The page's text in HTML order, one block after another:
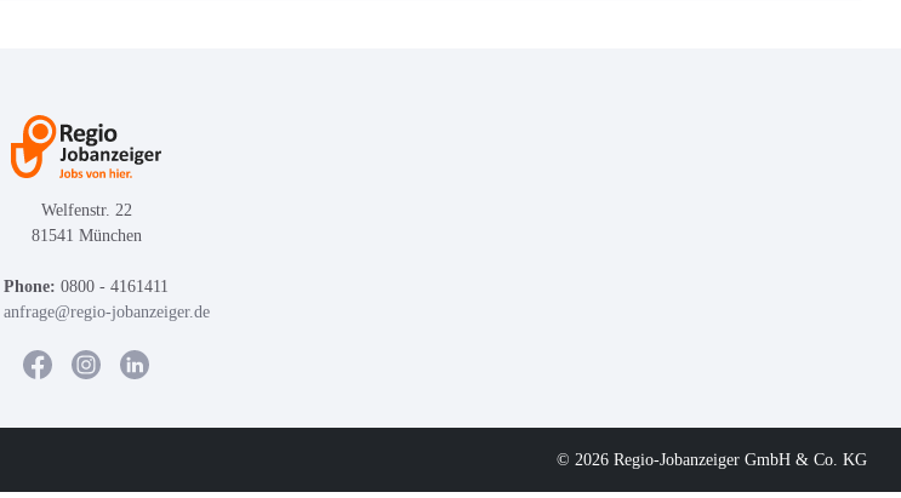
Welfenstr. 22
81541 München
Phone: 0800 - 4161411
anfrage@regio-jobanzeiger.de
© 2026 Regio-Jobanzeiger GmbH & Co. KG